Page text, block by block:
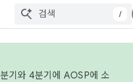
/
기와 4분기에 AOSP에 소